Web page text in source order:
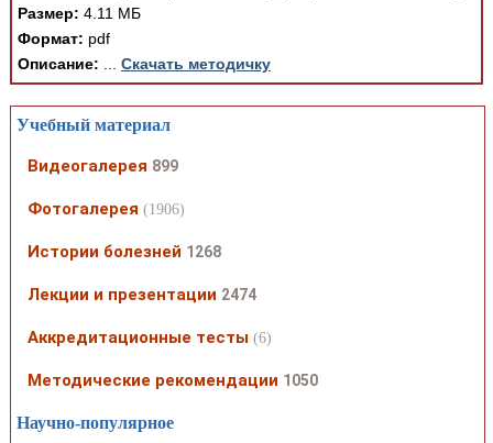
Размер: 4.11 МБ
Формат: pdf
Описание:
Скачать методичку
Учебный материал
Видеогалерея 899
Фотогалерея (1906)
Истории болезней 1268
Лекции и презентации 2474
Аккредитационные тесты (6)
Методические рекомендации 1050
Научно-популярное